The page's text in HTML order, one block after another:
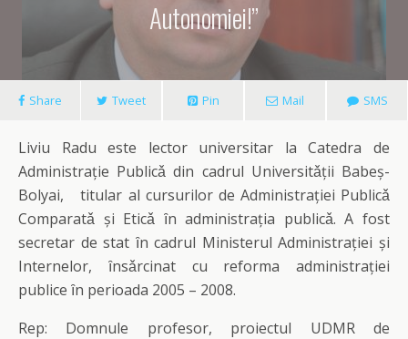
Autonomiei!”
Share Tweet Pin Mail SMS
Liviu Radu este lector universitar la Catedra de
Administrație Publicǎ din cadrul Universitǎții Babeș-
Bolyai, titular al cursurilor de Administrației Publicǎ
Comparatǎ și Eticǎ ȋn administrația publicǎ. A fost
secretar de stat ȋn cadrul Ministerul Administrației și
Internelor, ȋnsǎrcinat cu reforma administrației
publice ȋn perioada 2005 – 2008.
Rep: Domnule profesor, proiectul UDMR de